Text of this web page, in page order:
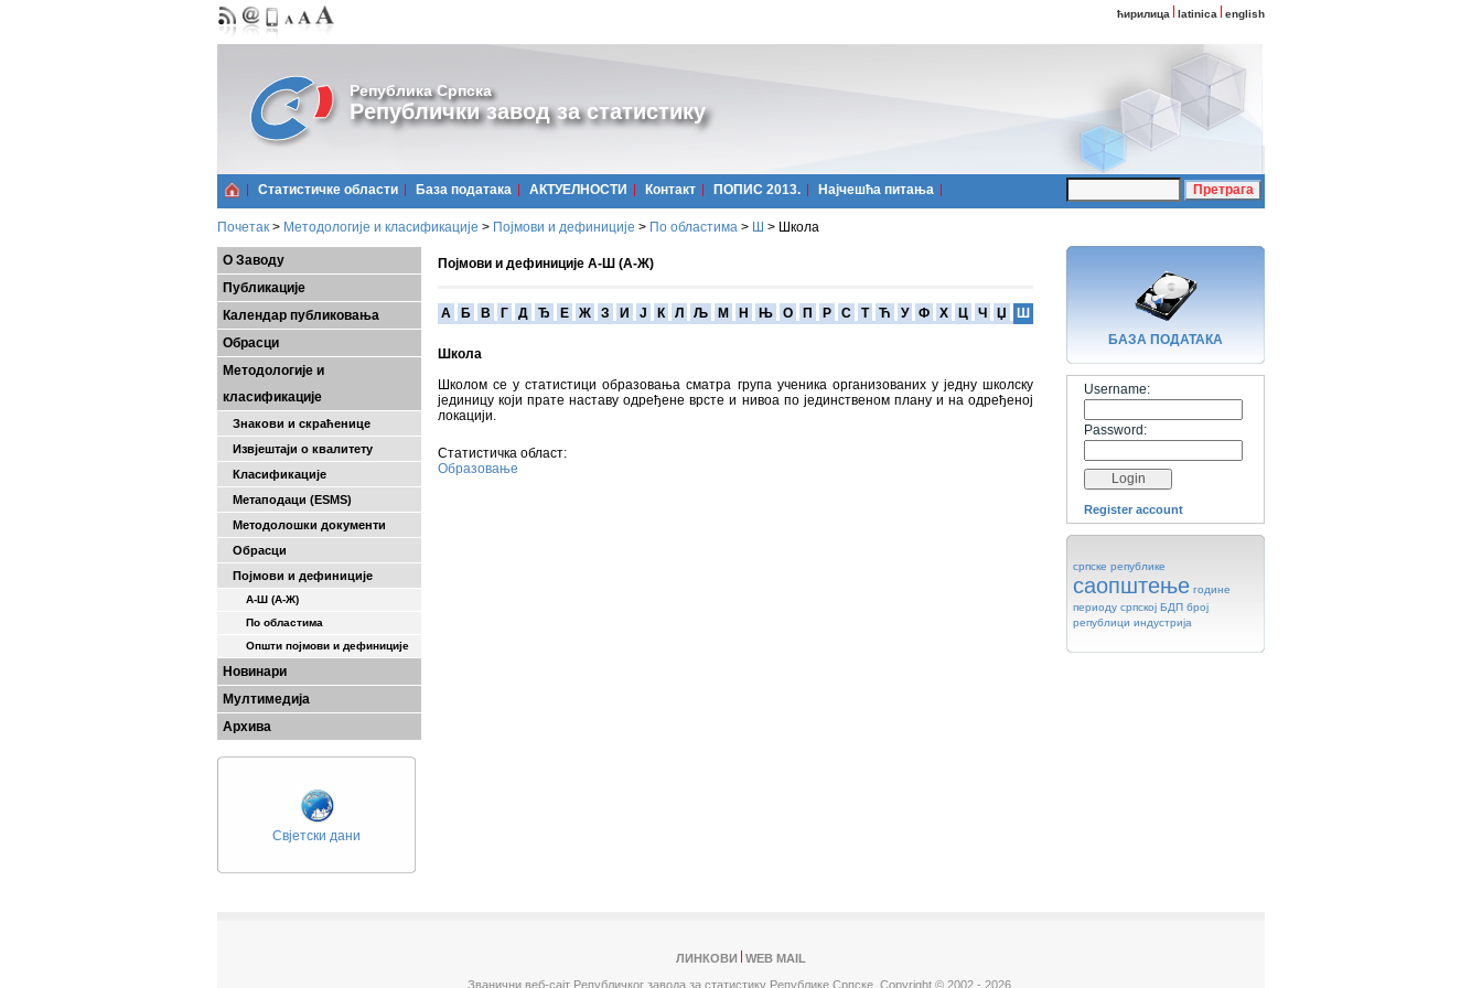
ћирилица latinica english
Република Српска
Републички завод за статистику
Статистичке области Базa података АКТУЕЛНОСТИ Контакт ПОПИС 2013. Најчешћa питања
Почетак > Методологије и класификације > Појмови и дефиниције > По областима > Ш > Школа
О Заводу
Публикације
Календар публиковања
Обрасци
Методологије и
класификације
Знакови и скраћенице
Извјештаји о квалитету
Класификације
Метаподаци (ESMS)
Методолошки документи
Обрасци
Појмови и дефиниције
А-Ш (A-Ж)
По областима
Општи појмови и дефиниције
Новинари
Мултимедија
Архива
Свјетски дани
Појмови и дефиниције А-Ш (А-Ж)
A Б В Г Д Ђ Е Ж З И Ј К Л Љ М Н Њ О П Р С Т Ћ У Ф Х Ц Ч Џ Ш
Школа
Школом се у статистици образовања сматра група ученика организованих у једну школску
јединицу који прате наставу одређене врсте и нивоа по јединственом плану и на одређеној
локацији.
Статистичка област:
Образовање
БАЗA ПОДАТАКА
Username:
Password:
Register account
српске републике
саопштење године
периоду српској БДП број
републици индустрија
ЛИНКОВИ
WEB MAIL
Званични веб-сајт Републичког завода за статистику Републике Српске, Copyright © 2002 - 2026.